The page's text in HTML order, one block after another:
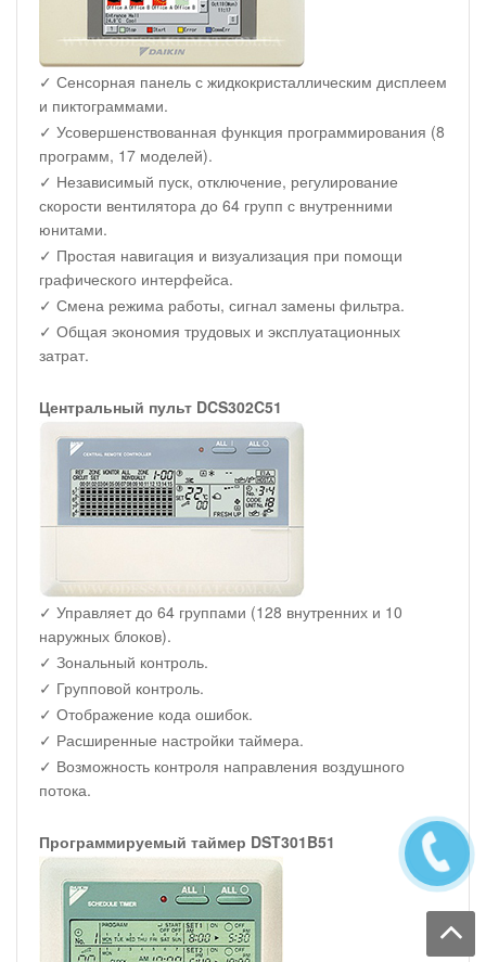
✓ Сенсорная панель с жидкокристаллическим дисплеем
и пиктограммами.
✓ Усовершенствованная функция программирования (8
программ, 17 моделей).
✓ Независимый пуск, отключение, регулирование
скорости вентилятора до 64 групп с внутренними
юнитами.
✓ Простая навигация и визуализация при помощи
графического интерфейса.
✓ Смена режима работы, сигнал замены фильтра.
✓ Общая экономия трудовых и эксплуатационных
затрат.
Центральный пульт DCS302C51
✓ Управляет до 64 группами (128 внутренних и 10
наружных блоков).
✓ Зональный контроль.
✓ Групповой контроль.
✓ Отображение кода ошибок.
✓ Расширенные настройки таймера.
✓ Возможность контроля направления воздушного
потока.
Программируемый таймер DST301B51